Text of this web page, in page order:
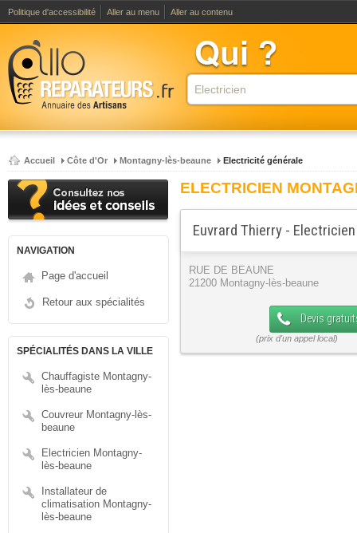
Politique d'accessibilité Aller au menu Aller au contenu
Accueil Côte d'Or Montagny-lès-beaune Electricité générale
NAVIGATION
Page d'accueil
Retour aux spécialités
SPÉCIALITÉS DANS LA VILLE
Chauffagiste Montagny-
lès-beaune
Couvreur Montagny-lès-
beaune
Electricien Montagny-
lès-beaune
Installateur de
climatisation Montagny-
lès-beaune
ELECTRICIEN
Euvrard Thierry - Electricien
RUE DE BEAUNE
21200 Montagny-lès-beaune
Devis